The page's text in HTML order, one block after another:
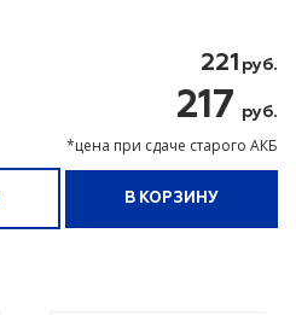
221 руб.
217 руб.
*цена при сдаче старого АКБ
В КОРЗИНУ